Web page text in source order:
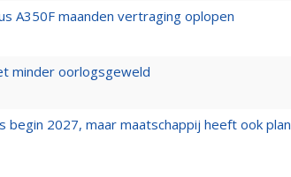
A350F maanden vertraging oplopen
minder oorlogsgeweld
begin 2027, maar maatschappij heeft ook plan